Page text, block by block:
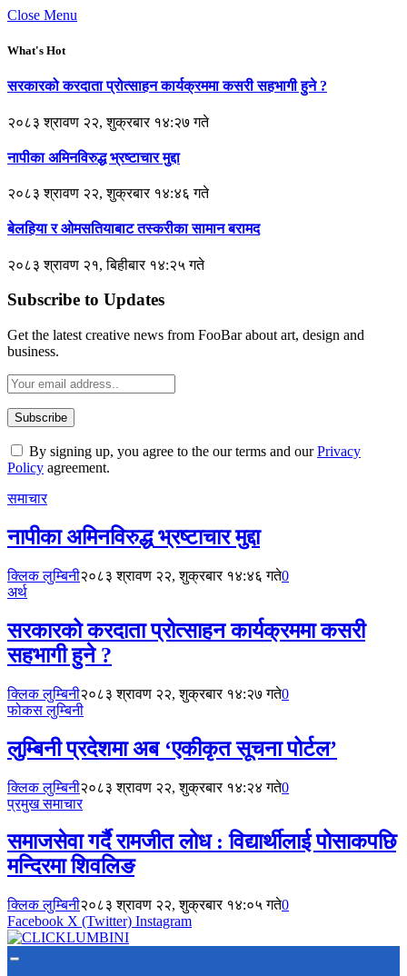
Close Menu
What's Hot
सरकारको करदाता प्रोत्साहन कार्यक्रममा कसरी सहभागी हुने ?
२०८३ श्रावण २२, शुक्रबार १४:२७ गते
नापीका अमिनविरुद्ध भ्रष्टाचार मुद्दा
२०८३ श्रावण २२, शुक्रबार १४:४६ गते
बेलहिया र ओमसतियाबाट तस्करीका सामान बरामद
२०८३ श्रावण २१, बिहीबार १४:२५ गते
Subscribe to Updates
Get the latest creative news from FooBar about art, design and
business.
By signing up, you agree to the our terms and ourPrivacy
Policy agreement.
समाचार
नापीका अमिनविरुद्ध भ्रष्टाचार मुद्दा
क्लिक लुम्बिनी२०८३ श्रावण २२, शुक्रबार १४:४६ गते0
अर्थ
सरकारको करदाता प्रोत्साहन कार्यक्रममा कसरी
सहभागी हुने ?
क्लिक लुम्बिनी२०८३ श्रावण २२, शुक्रबार १४:२७ गते0
फोकस लुम्बिनी
लुम्बिनी प्रदेशमा अब ‘एकीकृत सूचना पोर्टल’
क्लिक लुम्बिनी२०८३ श्रावण २२, शुक्रबार १४:२४ गते0
प्रमुख समाचार
समाजसेवा गर्दै रामजीत लोध : विद्यार्थीलाई पोसाकपछि
मन्दिरमा शिवलिङ
क्लिक लुम्बिनी२०८३ श्रावण २२, शुक्रबार १४:०५ गते0
Facebook X (Twitter) Instagram